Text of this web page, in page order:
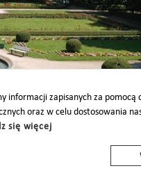
informacji zapisanych za
oraz w celu dostosowania
się więcej